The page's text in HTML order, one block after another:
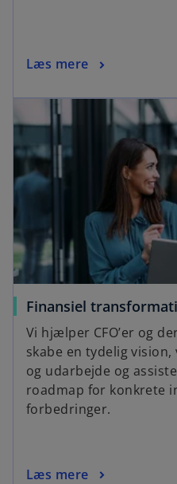
Læs mere
Finansiel
Vi hjælper CFO’er og
skabe en tydelig
og udarbejde og
roadmap for konkrete
forbedringer.
Læs mere